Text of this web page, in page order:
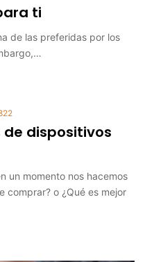
ti
de las preferidas por los
dispositivos
un momento nos hacemos
comprar? o ¿Qué es mejor